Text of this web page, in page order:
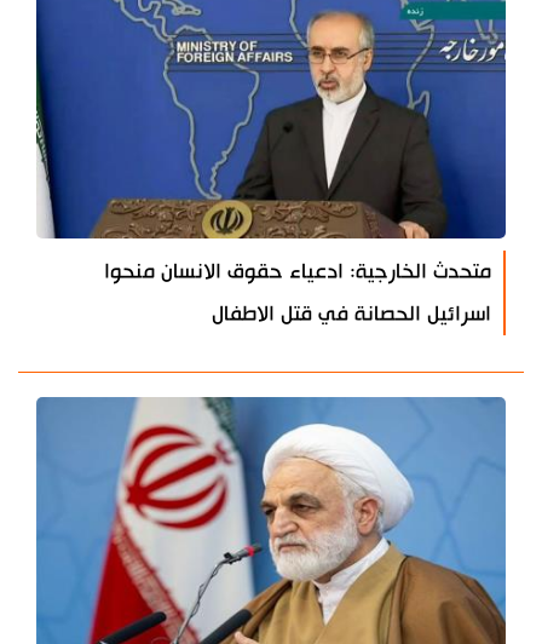
متحدث الخارجية: ادعياء حقوق الانسان منحوا
اسرائيل الحصانة في قتل الاطفال